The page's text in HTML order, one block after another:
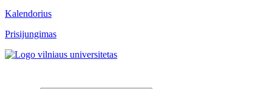
Kalendorius
Prisijungimas